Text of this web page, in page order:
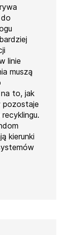
linie
muszą
to, jak
pozostaje
kierunki